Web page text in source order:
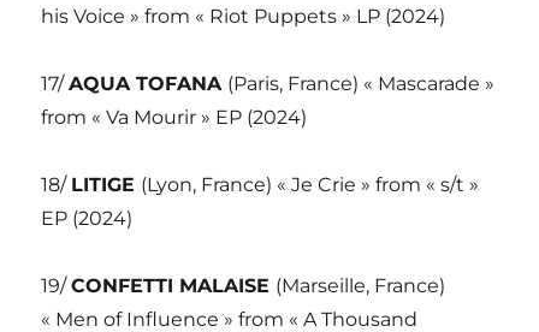
his Voice » from « Riot Puppets » LP (2024)
17/AQUA TOFANA (Paris, France) « Mascarade »
from « Va Mourir » EP (2024)
18/ LITIGE (Lyon, France) « Je Crie » from « s/t »
EP (2024)
19/CONFETTI MALAISE (Marseille, France)
« Men of Influence » from « A Thousand